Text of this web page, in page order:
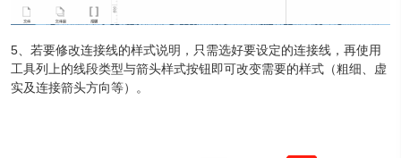
5、若要修改连接线的样式说明，只需选好要设定的连接线，再使用
工具列上的线段类型与箭头样式按钮即可改变需要的样式（粗细、虚
实及连接箭头方向等）。